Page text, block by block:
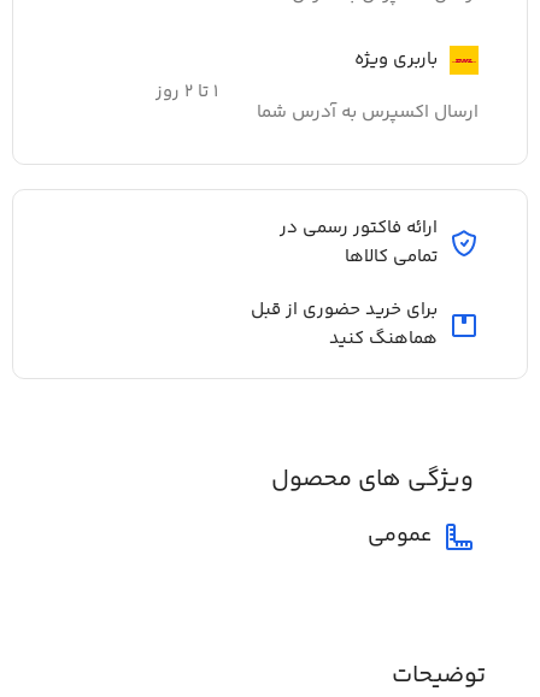
باربری ویژه
ارسال اکسپرس به آدرس شما
۱ تا ۲ روز
ارائه فاکتور رسمی در
تمامی کالاها
برای خرید حضوری از قبل
هماهنگ کنید
توضیحات
ویژگی های محصول
عمومی